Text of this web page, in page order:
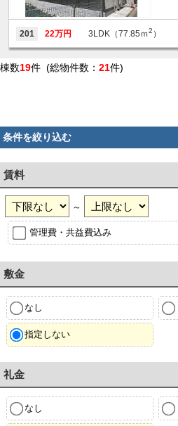
201 22万円 3LDK（77.85ｍ2 ）
棟数19件 (総物件数： 21件)
条件を絞り込む
賃料
～
管理費・共益費込み
敷金
なし
指定しない
礼金
なし